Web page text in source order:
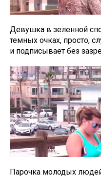
Девушка в зеленной
темных очках, просто,
и подписывает без
Парочка молодых